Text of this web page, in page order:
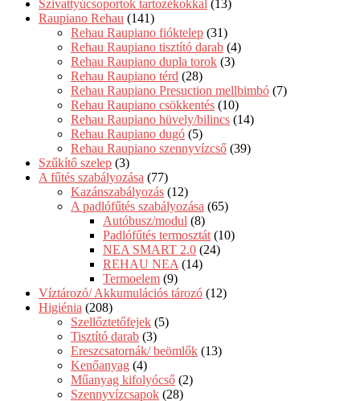
Szivattyúcsoportok tartozékokkal (13)
Raupiano Rehau (141)
Rehau Raupiano fióktelep (31)
Rehau Raupiano tisztító darab (4)
Rehau Raupiano dupla torok (3)
Rehau Raupiano térd (28)
Rehau Raupiano Presuction mellbimbó (7)
Rehau Raupiano csökkentés (10)
Rehau Raupiano hüvely/bilincs (14)
Rehau Raupiano dugó (5)
Rehau Raupiano szennyvízcső (39)
Szűkítő szelep (3)
A fűtés szabályozása (77)
Kazánszabályozás (12)
A padlófűtés szabályozása (65)
Autóbusz/modul (8)
Padlófűtés termosztát (10)
NEA SMART 2.0 (24)
REHAU NEA (14)
Termoelem (9)
Víztározó/ Akkumulációs tározó (12)
Higiénia (208)
Szellőztetőfejek (5)
Tisztító darab (3)
Ereszcsatornák/ beömlők (13)
Kenőanyag (4)
Műanyag kifolyócső (2)
Szennyvízcsapok (28)